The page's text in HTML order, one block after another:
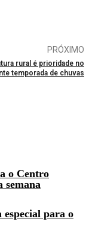
PRÓXIMO
rural é prioridade no
temporada de chuvas
o Centro
especial para o